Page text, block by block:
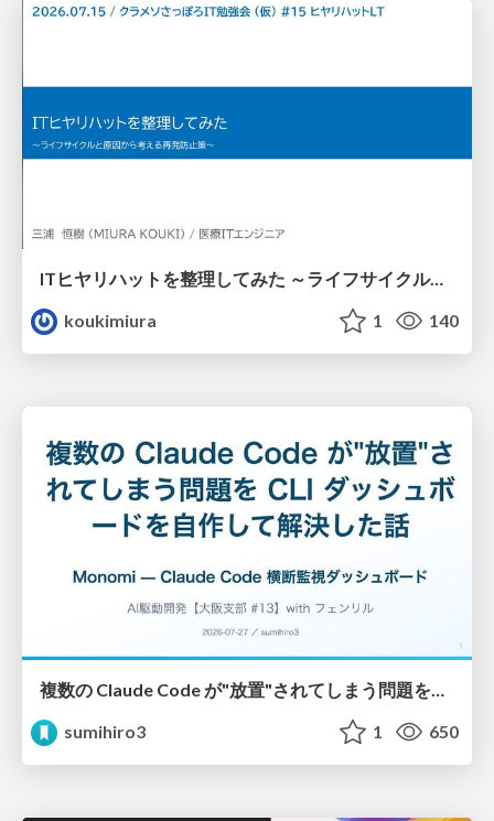
ITヒヤリハットを整理してみた ～ライフサイクルと原因から考える再発防止策～
koukimiura
1 140
sumihiro3
1 650